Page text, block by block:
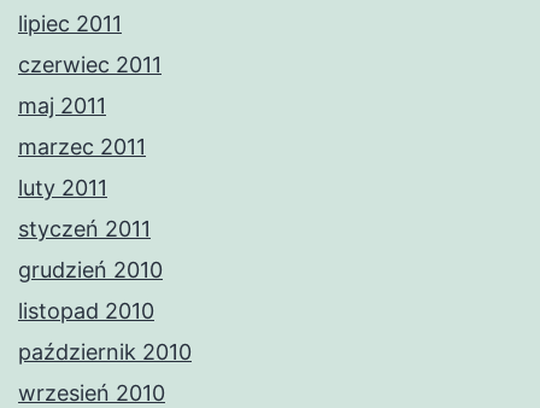
lipiec 2011
czerwiec 2011
maj 2011
marzec 2011
luty 2011
styczeń 2011
grudzień 2010
listopad 2010
październik 2010
wrzesień 2010